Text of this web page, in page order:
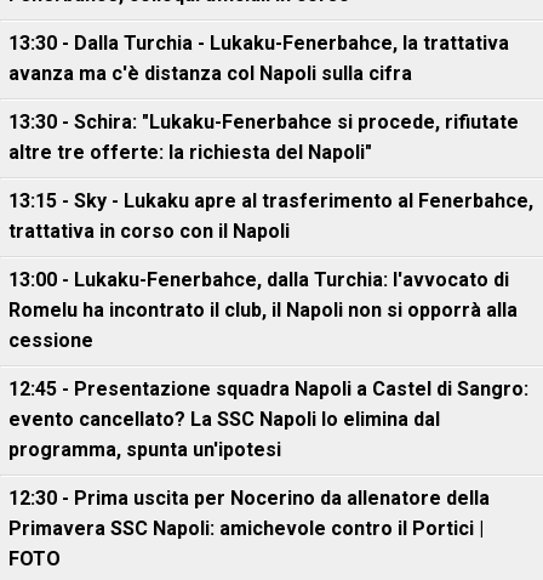
13:30 - Dalla Turchia - Lukaku-Fenerbahce, la trattativa
avanza ma c'è distanza col Napoli sulla cifra
13:30 - Schira: "Lukaku-Fenerbahce si procede, rifiutate
altre tre offerte: la richiesta del Napoli"
13:15 - Sky - Lukaku apre al trasferimento al Fenerbahce,
trattativa in corso con il Napoli
13:00 - Lukaku-Fenerbahce, dalla Turchia: l'avvocato di
Romelu ha incontrato il club, il Napoli non si opporrà alla
cessione
12:45 - Presentazione squadra Napoli a Castel di Sangro:
evento cancellato? La SSC Napoli lo elimina dal
programma, spunta un'ipotesi
12:30 - Prima uscita per Nocerino da allenatore della
Primavera SSC Napoli: amichevole contro il Portici |
FOTO